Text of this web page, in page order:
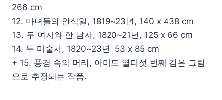
266 cm
12. 마녀들의 안식일, 1819~23년, 140 x 438 cm
13. 두 여자와 한 남자, 1820~21년, 125 x 66 cm
14. 두 마술사, 1820~23년, 53 x 85 cm
+ 15. 풍경 속의 머리, 아마도 열다섯 번째 검은 그림
으로 추정되는 작품.